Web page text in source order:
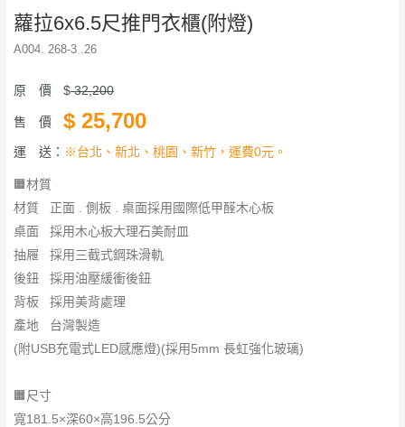
蘿拉6x6.5尺推門衣櫃(附燈)
A004. 268-3 .26
原 價 $32,200
售 價 $ 25,700
運 送： ※台北、新北、桃園、新竹，運費0元。
🟧材質
材質 正面 . 側板 . 桌面採用國際低甲醛木心板
桌面 採用木心板大理石美耐皿
抽屜 採用三截式鋼珠滑軌
後鈕 採用油壓緩衝後鈕
背板 採用美背處理
產地 台灣製造
(附USB充電式LED感應燈)(採用5mm 長虹強化玻璃)
🟧尺寸
寬181.5×深60×高196.5公分